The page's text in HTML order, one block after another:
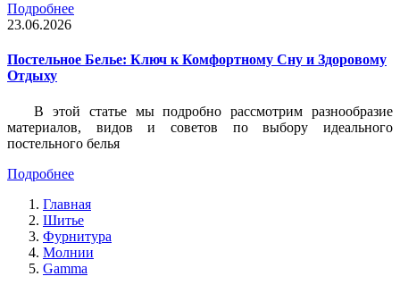
Подробнее
23.06.2026
Постельное Белье: Ключ к Комфортному Сну и Здоровому
Отдыху
В этой статье мы подробно рассмотрим разнообразие
материалов, видов и советов по выбору идеального
постельного белья
Подробнее
Главная
Шитье
Фурнитура
Молнии
Gamma